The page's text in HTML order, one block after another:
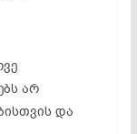
არ
და